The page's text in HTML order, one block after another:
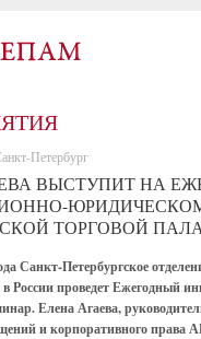
Петербург
ВЫСТУПИТ НА
ТОРГОВОЙ
Санкт-Петербургское
России проведет Ежегодный
Елена Агаева,
и корпоративного